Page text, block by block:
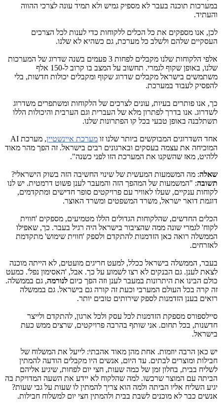
במערכות תוכנה בעבר לא מספיק גמיש ולא תמיד עונה לצרכי ההווה
והעתיד.
לכן, אנו מספקים את כל הכלים ללקוחות כדי לענות לכל הצרכים
העסקיים שלהם ולשלב כל מערכת, גם כשהיא לא שלנו.
אלפי הלקוחות שלנו מקבלים לפחות 3 פעמים בשנה שדרוג של המערכות
שלנו, באופן שקוף לגמרי. תחשוב על המצב בו קרוב ל-150 אלף
משתמשים בישראל מקבלים שדרוג שקוף ומקבלים יכולות חדשות, בלי
להפסיק לעבוד במערכת.
כך, אנו פותרים בעיות, עונים לצרכים של הלקוחות ומשתפרים משדרוג
לשדרוג. אנו בדרך לפתרון מלא של העברית וגם הערבית והיכולות הללו
תשתלבנה באופן טבעי בכל קו הפתרונות שלנו.
אחד השדרוגים המבוקשים ביותר שלנו זו מערכת איינשטיין, מערכת AI
המוכיחה את עצמה בעסקים ובארגונים רבים בישראל. זה הפך מהר מאוד
ללהיט, מאז שהשקנו את המערכת הזו לפני כשנה".
שאלה: מה המשמעות המעשית של שינוי החשיבה הזה בשוק הישראלי?
תשובה: "המשמעות של המהפך הזה והמעבר לענן פשוט דרמטית. יש לנו
לקוחות ענקיים, שעלו לאוויר עם פרויקטים סופר חדישים ומתקדמים,
דוגמת דואר ישראל, משרד המשפטים ומשרד האוצר.
הכלים החדשים, שהלקוחות הגדולים הללו מטמיעים, מספקים 'חווית
לקוח' לגמרי שונה ממה שהציבור בישראל היה רגיל בעבר. כך, שאפילו
הממשלה רואה כאן הזדמנות להתקדם ולספק 'חווית שימוש' מתקדמת
לאזרחים.
בעבר, הממשלה בישראל ככלל, למעט חריגים מועטים, לא הייתה מוכנה
לצאת לענן. גם הבנקים לא רצו לשמוע על כך. אבל, 'האסימון נפל'. כמעט
כולם הבינו את היתרונות במעבר לענן וזה הפך כיום לנורמה, גם בממשלה.
זה קרה בכל העולם המערבי וכעת זה קורה גם בישראל. גם בממשלה
רואים בענן הזדמנות לספק שירותים טובים יותר.
סיילספורס מספקת הזדמנות לכל עסק ולכל ארגון, להתקדם ולייצר
חדשנות, בכל תחום. אני שותף בהרבה פרויקטים, שרצים ממש כעת
בישראל.
יש כאן הרבה יוזמות. אחת מהן מאוד אהבתי: לייעל את המשלוח של
חבילות ומוצרים לבתים. עד היום, אנשים היו מקבלים הודעה להמתין
לשליח בבית, בחלון זמן של כמה שעות, חצי יום לפחות, שיגיע אליהם
הביתה עם המוצר שרכשו. למה שהלקוח לא יידע את השעה המדויקת בה
יגיע השליח אליו הביתה ולמה הוא צריך להמתין לו שעות על גבי שעות?
אנשים כבר לא מוכנים לשבת בבית ולהמתין חצי יום למשלוח חבילות.